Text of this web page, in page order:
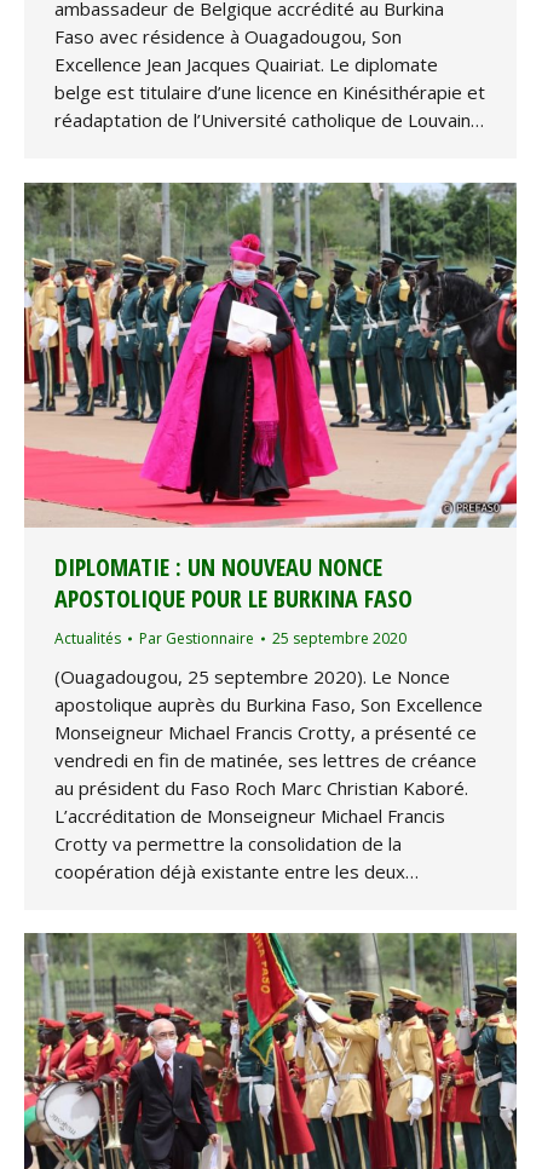
ambassadeur de Belgique accrédité au Burkina
Faso avec résidence à Ouagadougou, Son
Excellence Jean Jacques Quairiat. Le diplomate
belge est titulaire d’une licence en Kinésithérapie et
réadaptation de l’Université catholique de Louvain…
DIPLOMATIE : UN NOUVEAU NONCE
APOSTOLIQUE POUR LE BURKINA FASO
Actualités Par Gestionnaire 25 septembre 2020
(Ouagadougou, 25 septembre 2020). Le Nonce
apostolique auprès du Burkina Faso, Son Excellence
Monseigneur Michael Francis Crotty, a présenté ce
vendredi en fin de matinée, ses lettres de créance
au président du Faso Roch Marc Christian Kaboré.
L’accréditation de Monseigneur Michael Francis
Crotty va permettre la consolidation de la
coopération déjà existante entre les deux…